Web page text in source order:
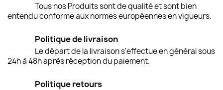
Tous nos Produits sont de qualité et sont bien
entendu conforme aux normes européennes en vigueurs.
Politique de livraison
Le départ de la livraison s'effectue en général sous
24h à 48h après réception du paiement.
Politique retours